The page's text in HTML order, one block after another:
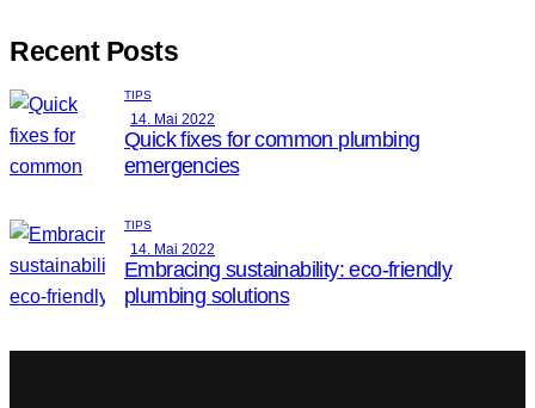
Recent Posts
TIPS
14. Mai 2022
Quick fixes for common plumbing
emergencies
TIPS
14. Mai 2022
Embracing sustainability: eco-friendly
plumbing solutions